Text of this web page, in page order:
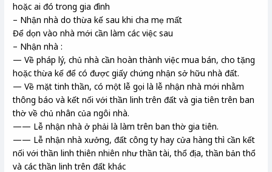
hoặc ai đó trong gia đình
– Nhận nhà do thừa kế sau khi cha mẹ mất
Để dọn vào nhà mới cần làm các việc sau
– Nhận nhà :
— Về pháp lý, chủ nhà cần hoàn thành việc mua bán, cho tặng
hoặc thừa kế để có được giấy chứng nhận sở hữu nhà đất.
— Về mặt tinh thần, có một lễ gọi là lễ nhận nhà mới nhằm
thông báo và kết nối với thần linh trên đất và gia tiên trên ban
thờ về chủ nhân của ngôi nhà.
—— Lễ nhận nhà ở phải là làm trên ban thờ gia tiên.
—— Lễ nhận nhà xưởng, đất công ty hay cửa hàng thì cần kết
nối với thần linh thiên nhiên như thần tài, thổ địa, thần bản thổ
và các thần linh trên đất khác